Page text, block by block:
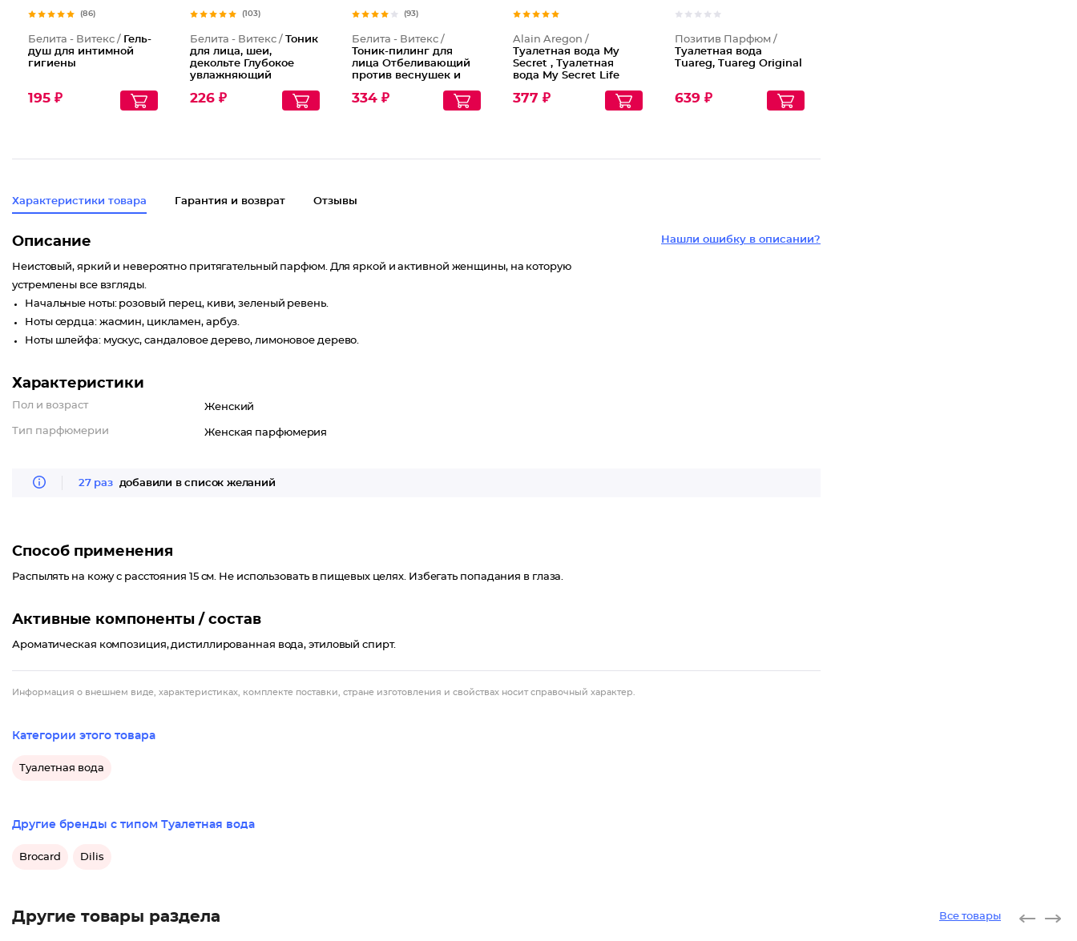
(86)
Белита - Витекс / Гель-
душ для интимной
гигиены
195 ₽
(103)
Белита - Витекс / Тоник
для лица, шеи,
декольте Глубокое
увлажняющий
226 ₽
(93)
Белита - Витекс /
Тоник-пилинг для
лица Отбеливающий
против веснушек и
334 ₽
Alain Aregon /
Туалетная вода My
Secret , Туалетная
вода My Secret Life
377 ₽
Позитив Парфюм /
Туалетная вода
Tuareg, Tuareg Original
639 ₽
Характеристики товара Гарантия и возврат Отзывы
Нашли ошибку в описании?
Описание
Неистовый, яркий и невероятно притягательный парфюм. Для яркой и активной женщины, на которую
устремлены все взгляды.
Начальные ноты: розовый перец, киви, зеленый ревень.
Ноты сердца: жасмин, цикламен, арбуз.
Ноты шлейфа: мускус, сандаловое дерево, лимоновое дерево.
Характеристики
Пол и возраст Женский
Тип парфюмерии Женская парфюмерия
27 раз добавили в список желаний
Способ применения
Распылять на кожу с расстояния 15 см. Не использовать в пищевых целях. Избегать попадания в глаза.
Активные компоненты / состав
Ароматическая композиция, дистиллированная вода, этиловый спирт.
Информация о внешнем виде, характеристиках, комплекте поставки, стране изготовления и свойствах носит справочный характер.
Категории этого товара
Туалетная вода
Другие бренды с типом Туалетная вода
Brocard Dilis
Другие товары раздела Все товары